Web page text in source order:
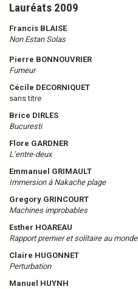
Lauréats 2009
Francis BLAISE
Non Estan Solas
Pierre BONNOUVRIER
Fumeur
Cécile DECORNIQUET
sans titre
Brice DIRLES
Bucuresti
Flore GARDNER
L’entre-deux
Emmanuel GRIMAULT
Immersion à Nakache plage
Gregory GRINCOURT
Machines improbables
Esther HOAREAU
Rapport premier et solitaire au monde
Claire HUGONNET
Perturbation
Manuel HUYNH